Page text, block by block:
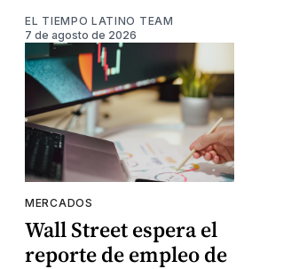
EL TIEMPO LATINO TEAM
7 de agosto de 2026
MERCADOS
Wall Street espera el
reporte de empleo de